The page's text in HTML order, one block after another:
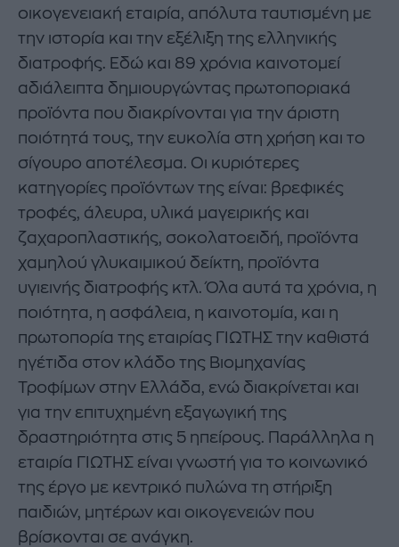
οικογενειακή εταιρία, απόλυτα ταυτισμένη με
την ιστορία και την εξέλιξη της ελληνικής
διατροφής. Εδώ και 89 χρόνια καινοτομεί
αδιάλειπτα δημιουργώντας πρωτοποριακά
προϊόντα που διακρίνονται για την άριστη
ποιότητά τους, την ευκολία στη χρήση και το
σίγουρο αποτέλεσμα. Οι κυριότερες
κατηγορίες προϊόντων της είναι: βρεφικές
τροφές, άλευρα, υλικά μαγειρικής και
ζαχαροπλαστικής, σοκολατοειδή, προϊόντα
χαμηλού γλυκαιμικού δείκτη, προϊόντα
υγιεινής διατροφής κτλ. Όλα αυτά τα χρόνια, η
ποιότητα, η ασφάλεια, η καινοτομία, και η
πρωτοπορία της εταιρίας ΓΙΩΤΗΣ την καθιστά
ηγέτιδα στον κλάδο της Βιομηχανίας
Τροφίμων στην Ελλάδα, ενώ διακρίνεται και
για την επιτυχημένη εξαγωγική της
δραστηριότητα στις 5 ηπείρους. Παράλληλα η
εταιρία ΓΙΩΤΗΣ είναι γνωστή για το κοινωνικό
της έργο με κεντρικό πυλώνα τη στήριξη
παιδιών, μητέρων και οικογενειών που
βρίσκονται σε ανάγκη.